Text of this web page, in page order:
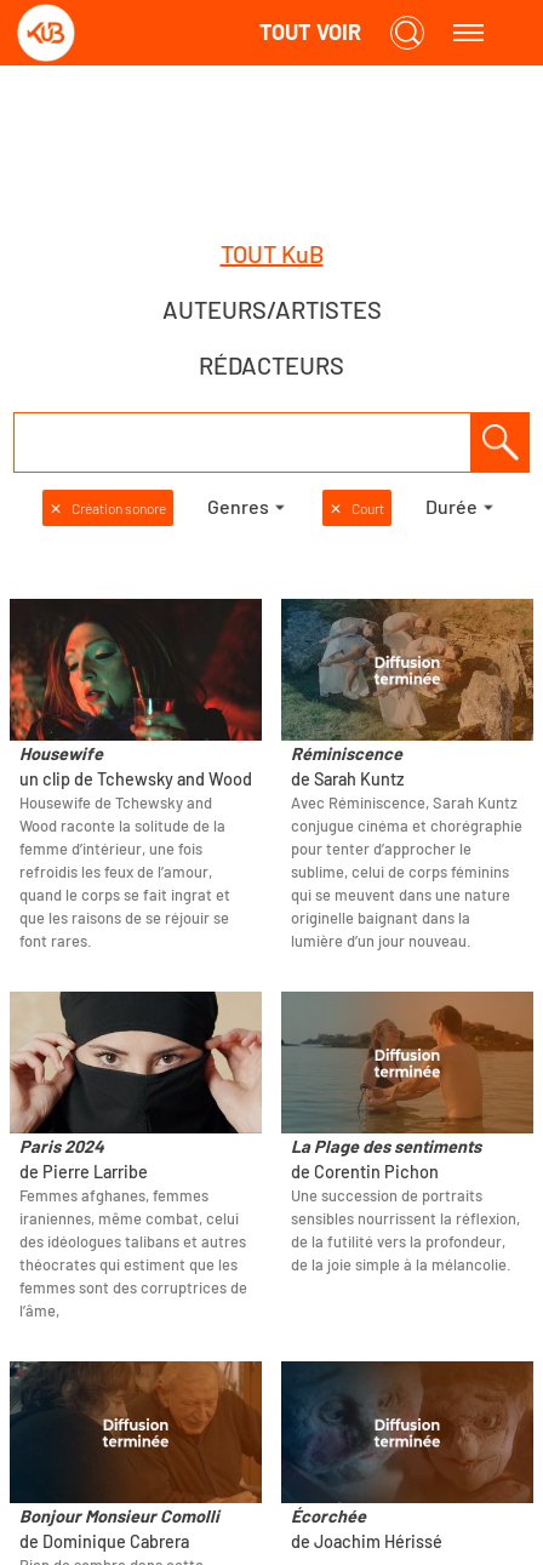
TOUT VOIR
TOUT KuB
AUTEURS/ARTISTES
RÉDACTEURS
✕ Création sonore Genres ✕ Court Durée
Housewife
un clip de Tchewsky and Wood
Housewife de Tchewsky and
Wood raconte la solitude de la
femme d’intérieur, une fois
refroidis les feux de l’amour,
quand le corps se fait ingrat et
que les raisons de se réjouir se
font rares.
Réminiscence
de Sarah Kuntz
Avec Réminiscence, Sarah Kuntz
conjugue cinéma et chorégraphie
pour tenter d’approcher le
sublime, celui de corps féminins
qui se meuvent dans une nature
originelle baignant dans la
lumière d’un jour nouveau.
Paris 2024
de Pierre Larribe
Femmes afghanes, femmes
iraniennes, même combat, celui
des idéologues talibans et autres
théocrates qui estiment que les
femmes sont des corruptrices de
l’âme,
La Plage des sentiments
de Corentin Pichon
Une succession de portraits
sensibles nourrissent la réflexion,
de la futilité vers la profondeur,
de la joie simple à la mélancolie.
Bonjour Monsieur Comolli
de Dominique Cabrera
Écorchée
de Joachim Hérissé